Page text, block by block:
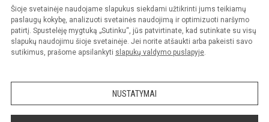
Šioje svetainėje naudojame slapukus siekdami užtikrinti jums teikiamų
paslaugų kokybę, analizuoti svetainės naudojimą ir optimizuoti naršymo
patirtį. Spustelėję mygtuką „Sutinku“, jūs patvirtinate, kad sutinkate su visų
slapukų naudojimu šioje svetainėje. Jei norite atšaukti arba pakeisti savo
sutikimus, prašome apsilankyti slapukų valdymo puslapyje.
NUSTATYMAI
© 2026. Šiaulių Salduvės progimnazija. Visos teisės saugomos.
Kopijuoti turinį be raštiško įstaigos administracijos sutikimo griežtai draudžiama.